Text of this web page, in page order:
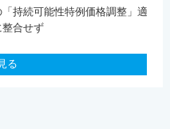
持続可能性特例価格調整」適
合せず
る